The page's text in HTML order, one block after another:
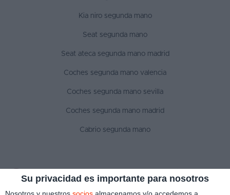
Su privacidad es importante para nosotros
Kia niro segunda mano
Seat segunda mano
Seat ateca segunda mano madrid
Coches segunda mano valencia
Coches segunda mano sevilla
Coches segunda mano madrid
Cabrio segunda mano
SÍGUENOS